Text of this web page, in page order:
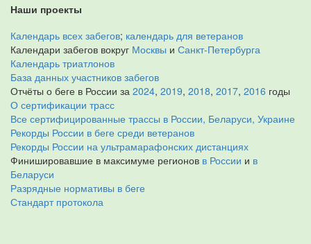
Наши проекты
Календарь всех забегов; календарь для ветеранов
Календари забегов вокруг Москвы и Санкт-Петербурга
Календарь триатлонов
База данных участников забегов
Отчёты о беге в России за 2024, 2019, 2018, 2017, 2016 годы
О сертификации трасс
Все сертифицированные трассы в России, Беларуси, Украине
Рекорды России в беге среди ветеранов
Рекорды России на ультрамарафонских дистанциях
Финишировавшие в максимуме регионов в России и в
Беларуси
Разрядные нормативы в беге
Стандарт протокола